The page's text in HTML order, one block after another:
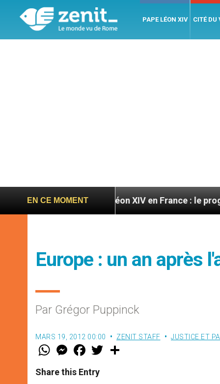
PAPE LÉON XIV CITÉ DU
EN CE MOMENT
Léon XIV en France : le programme
Europe : un an après
Par Grégor Puppinck
MARS 19, 2012 00:00 ZENIT STAFF JUSTICE ET
W
t
s
M
e
s
e
F
a
e
b
w
Share this Entry